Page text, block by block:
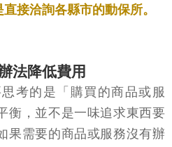
接洽詢各縣市的動保所。
法降低費用
考的是「購買的商品或服
衡，並不是一味追求東西要
果需要的商品或服務沒有辦